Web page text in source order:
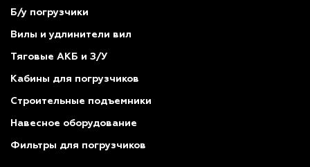
Б/у погрузчики
Вилы и удлинители вил
Тяговые АКБ и З/У
Кабины для погрузчиков
Строительные подъемники
Навесное оборудование
Фильтры для погрузчиков